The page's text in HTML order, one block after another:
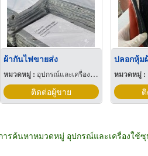
ผ้ากันไฟขายส่ง
หมวดหมู่ : อุปกรณ์และเครื่องใช้อุตสาหกรรม
ติดต่อผู้ขาย
ปลอกหุ้ม
หมวดหมู่ :
รค้นหาหมวดหมู่ อุปกรณ์และเครื่องใช้ซุ